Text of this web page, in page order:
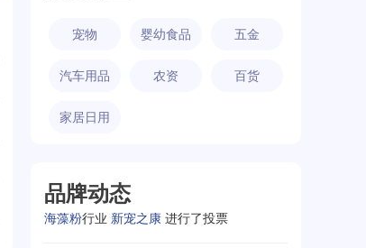
宠物 婴幼食品 五金
汽车用品 农资 百货
家居日用
品牌动态
IP(117.29.*.*)对
海藻粉行业新宠之康